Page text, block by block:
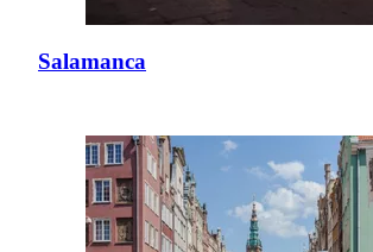
Salamanca